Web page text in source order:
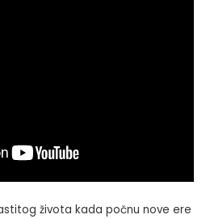
života kada počnu nove ere